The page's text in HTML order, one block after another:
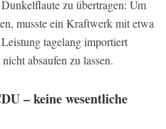
zu übertragen: Um
musste ein Kraftwerk mit etwa
tagelang importiert
absaufen zu lassen.
– keine wesentliche